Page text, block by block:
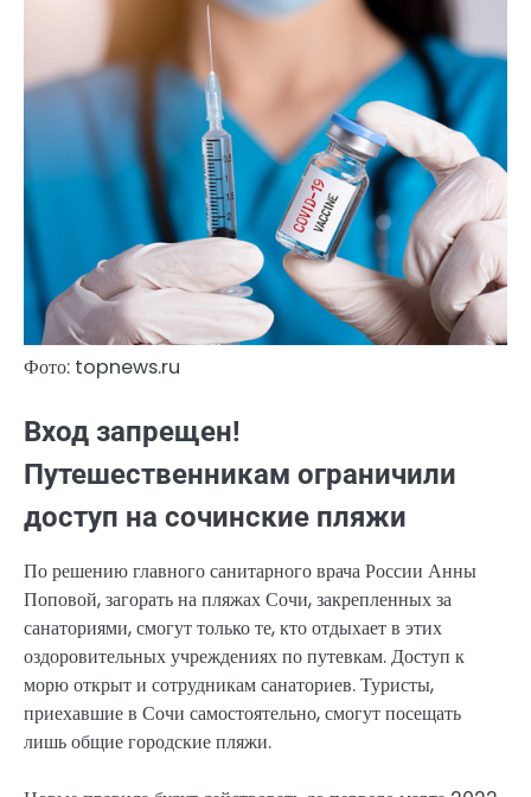
Фото: topnews.ru
Вход запрещен!
Путешественникам ограничили
доступ на сочинские пляжи
По решению главного санитарного врача России Анны
Поповой, загорать на пляжах Сочи, закрепленных за
санаториями, смогут только те, кто отдыхает в этих
оздоровительных учреждениях по путевкам. Доступ к
морю открыт и сотрудникам санаториев. Туристы,
приехавшие в Сочи самостоятельно, смогут посещать
лишь общие городские пляжи.